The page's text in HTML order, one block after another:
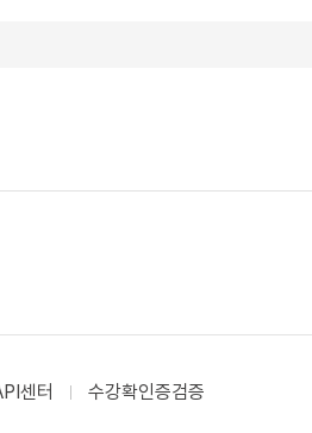
센터 수강확인증검증